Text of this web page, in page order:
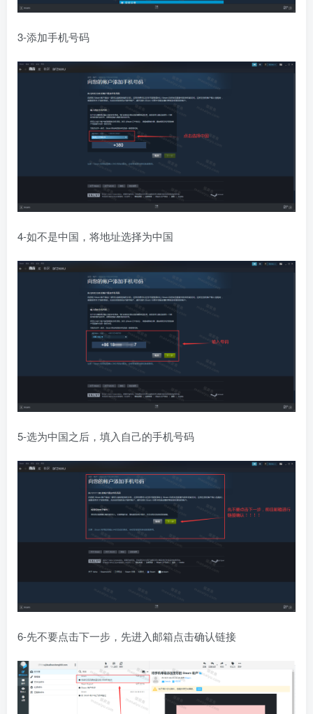
3-添加手机号码
4-如不是中国，将地址选择为中国
5-选为中国之后，填入自己的手机号码
6-先不要点击下一步，先进入邮箱点击确认链接